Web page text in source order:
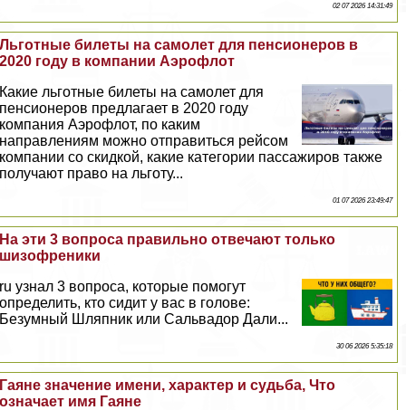
02 07 2026 14:31:49
Льготные билеты на самолет для пенсионеров в
2020 году в компании Аэрофлот
Какие льготные билеты на самолет для
пенсионеров предлагает в 2020 году
компания Аэрофлот, по каким
направлениям можно отправиться рейсом
компании со скидкой, какие категории пассажиров также
получают право на льготу...
01 07 2026 23:49:47
На эти 3 вопроса правильно отвечают только
шизофреники
ru узнал 3 вопроса, которые помогут
определить, кто сидит у вас в голове:
Безумный Шляпник или Сальвадор Дали...
30 06 2026 5:35:18
Гаяне значение имени, хаpaктер и судьба, Что
означает имя Гаяне